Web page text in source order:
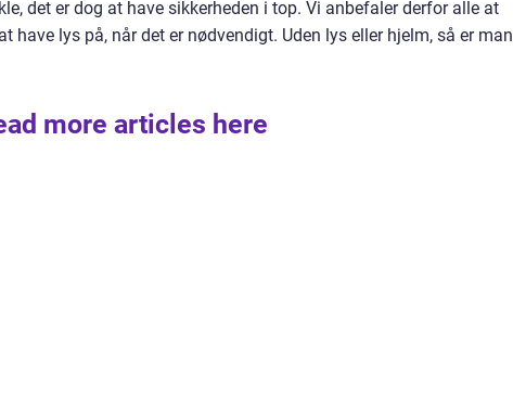
det er dog at have sikkerheden i top. Vi anbefaler derfor alle at
have lys på, når det er nødvendigt. Uden lys eller hjelm, så er man
more articles here